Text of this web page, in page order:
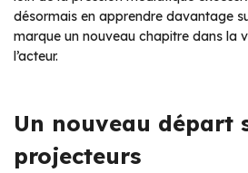
désormais en apprendre davantage
marque un nouveau chapitre dans la
l’acteur.
Un nouveau départ
projecteurs